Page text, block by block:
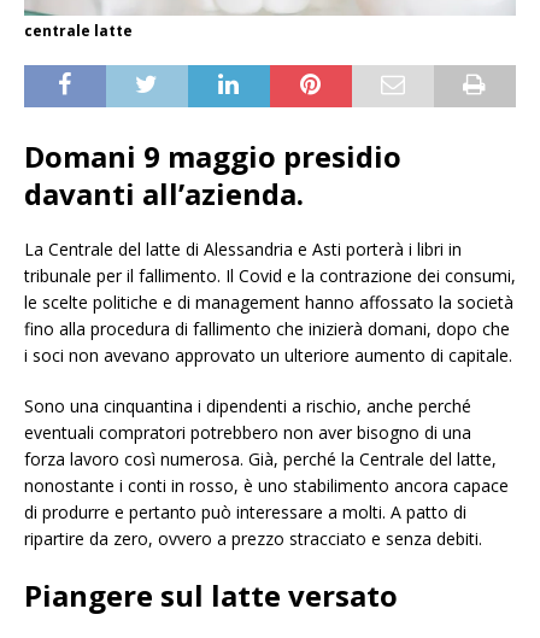
centrale latte
Domani 9 maggio presidio
davanti all’azienda.
La Centrale del latte di Alessandria e Asti porterà i libri in
tribunale per il fallimento. Il Covid e la contrazione dei consumi,
le scelte politiche e di management hanno affossato la società
fino alla procedura di fallimento che inizierà domani, dopo che
i soci non avevano approvato un ulteriore aumento di capitale.
Sono una cinquantina i dipendenti a rischio, anche perché
eventuali compratori potrebbero non aver bisogno di una
forza lavoro così numerosa. Già, perché la Centrale del latte,
nonostante i conti in rosso, è uno stabilimento ancora capace
di produrre e pertanto può interessare a molti. A patto di
ripartire da zero, ovvero a prezzo stracciato e senza debiti.
Piangere sul latte versato